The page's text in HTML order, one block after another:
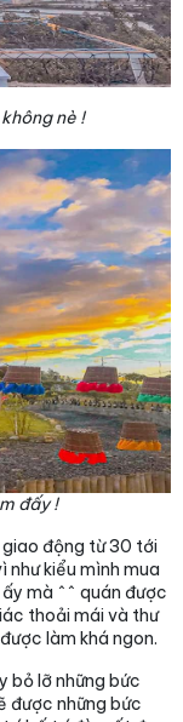
nè !
đấy !
động từ 30 tới
như kiểu mình mua
mà ^^ quán được
thoải mái và thư
làm khá ngon.
bỏ lỡ những bức
được những bức